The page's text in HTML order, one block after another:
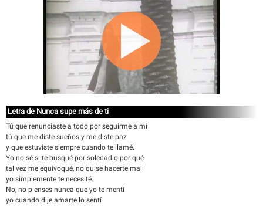
Letra de Nunca supe más de ti
Tú que renunciaste a todo por seguirme a mí
tú que me diste sueños y me diste paz
y que estuviste siempre cuando te llamé.
Yo no sé si te busqué por soledad o por qué
tal vez me equivoqué, no quise hacerte mal
yo simplemente te necesité.
No, no pienses nunca que yo te mentí
yo cuando dije amarte lo sentí